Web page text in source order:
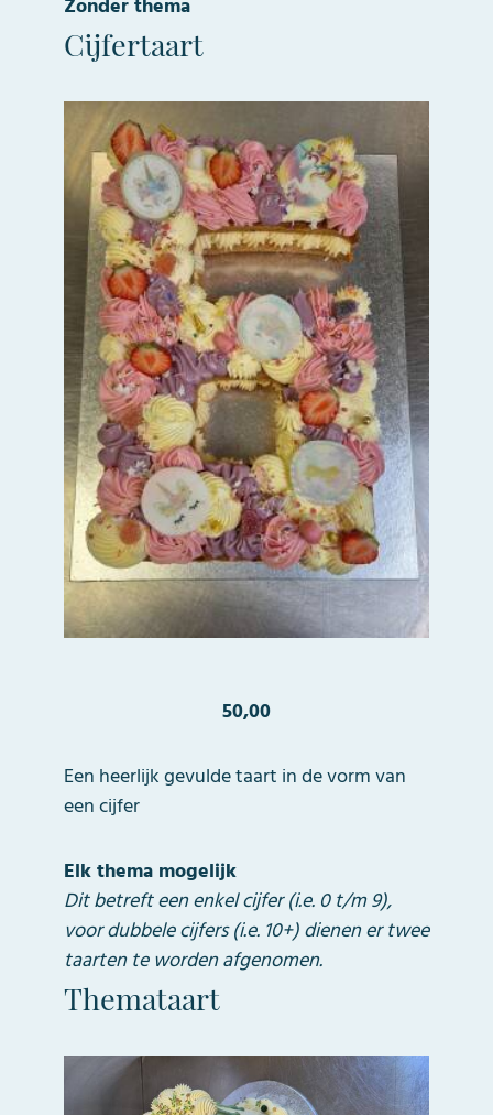
Zonder thema
Cijfertaart
50,00
Een heerlijk gevulde taart in de vorm van
een cijfer
Elk thema mogelijk
Dit betreft een enkel cijfer (i.e. 0 t/m 9),
voor dubbele cijfers (i.e. 10+) dienen er twee
taarten te worden afgenomen.
Themataart